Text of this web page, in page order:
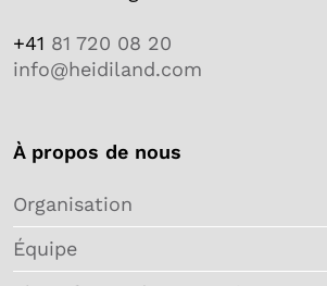
+41 81 720 08 20
info@heidiland.com
À propos de nous
Organisation
Équipe